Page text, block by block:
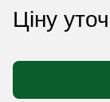
Ціну